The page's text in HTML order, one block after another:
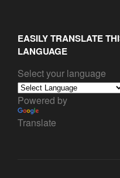
EASILY TRANSLATE
LANGUAGE
Select your language
Powered by
Translate